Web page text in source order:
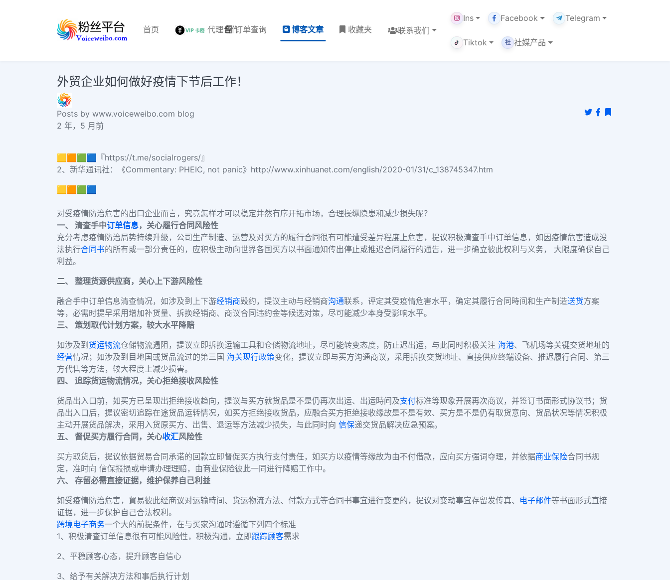
首页 代理合作订单查询 博客文章 收藏夹 联系我们
Ins Facebook Telegram
Tiktok 社 社媒产品
外贸企业如何做好疫情下节后工作！
Posts by www.voiceweibo.com blog
2 年，5 月前
🟨🟧🟩🟦『https://t.me/socialrogers/』
2、新华通讯社：《Commentary: PHEIC, not panic》 http://www.xinhuanet.com/english/2020-01/31/c_138745347.htm
🟨🟧🟩🟦
对受疫情防治危害的出口企业而言，究竟怎样才可以稳定井然有序开拓市场，合理操纵隐患和减少损失呢？
一、 清查手中订单信息，关心履行合同风险性
充分考虑疫情防治局势持续升級，公司生产制造、运营及对买方的履行合同很有可能遭受差异程度上危害，提议积极清查手中订单信息，如因疫情危害造成没
法执行合同书的所有或一部分责任的，应积极主动向世界各国买方以书面通知传出停止或推迟合同履行的通告，进一步确立彼此权利与义务， 大限度确保自己
利益。
二、 整理货源供应商，关心上下游风险性
融合手中订单信息清查情况，如涉及到上下游经销商毁约，提议主动与经销商沟通联系，评定其受疫情危害水平，确定其履行合同時间和生产制造送货方案
等，必需时提早采用增加补货量、拆换经销商、商议合同违约金等候选对策，尽可能减少本身受影响水平。
三、 策划取代计划方案，较大水平降赔
如涉及到货运物流仓储物流遇阻，提议立即拆换运输工具和仓储物流地址，尽可能转变态度，防止迟出运，与此同时积极关注 海港、飞机场等关键交货地址的
经营情况；如涉及到目地国或货品流过的第三国 海关现行政策变化，提议立即与买方沟通商议，采用拆换交货地址、直接供应终端设备、推迟履行合同、第三
方代售等方法，较大程度上减少损害。
四、 追踪货运物流情况，关心拒绝接收风险性
货品出入口前，如买方已呈现出拒绝接收趋向，提议与买方就货品是不是仍再次出运、出运時间及支付标准等现象开展再次商议，并签订书面形式协议书；货
品出入口后，提议密切追踪在途货品运转情况，如买方拒绝接收货品，应融合买方拒绝接收缘故是不是有效、买方是不是仍有取货意向、货品状况等情况积极
主动开展货品解决，采用入货原买方、出售、退运等方法减少损失，与此同时向 信保递交货品解决应急预案。
五、 督促买方履行合同，关心收汇风险性
买方取货后，提议依据贸易合同承诺的回款立即督促买方执行支付责任，如买方以疫情等缘故为由不付借款，应向买方强词夺理，并依据商业保险合同书规
定，准时向 信保报损或申请办理理赔，由商业保险彼此一同进行降赔工作中。
六、 存留必需直接证据，维护保养自己利益
如受疫情防治危害，貿易彼此经商议对运输時间、货运物流方法、付款方式等合同书事宜进行变更的，提议对变动事宜存留发传真、 电子邮件等书面形式直接
证据，进一步保护自己合法权利。
跨境电子商务一个大的前提条件，在与买家沟通时遵循下列四个标准
1、积极清查订单信息很有可能风险性，积极沟通，立即跟踪顾客需求
2、平稳顾客心态，提升顾客自信心
3、给予有关解决方法和事后执行计划